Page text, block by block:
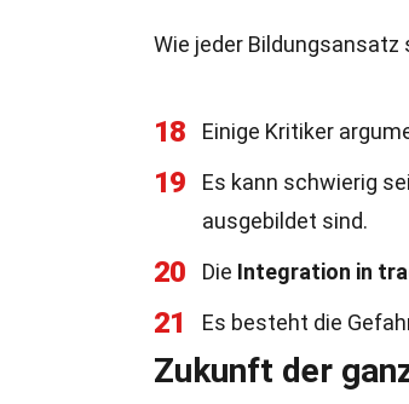
Wie jeder
18 Einige Kritiker
19 Es kann schwierig
ausgebildet sind.
20 Die Integration in
21 Es besteht die
Zukunft der